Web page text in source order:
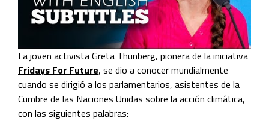
La joven activista Greta Thunberg, pionera de la iniciativa
Fridays For Future, se dio a conocer mundialmente
cuando se dirigió a los parlamentarios, asistentes de la
Cumbre de las Naciones Unidas sobre la acción climática,
con las siguientes palabras: